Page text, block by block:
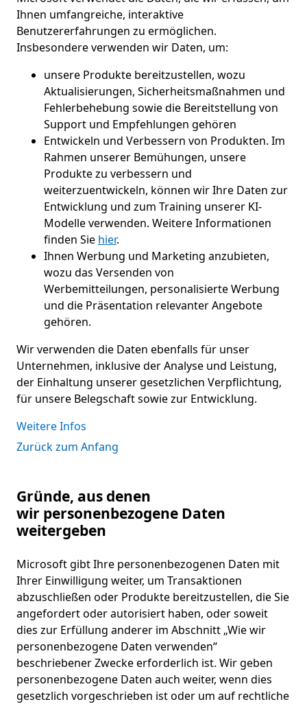
Ihnen umfangreiche, interaktive
Benutzererfahrungen zu ermöglichen.
Insbesondere verwenden wir Daten, um:
unsere Produkte bereitzustellen, wozu
Aktualisierungen, Sicherheitsmaßnahmen und
Fehlerbehebung sowie die Bereitstellung von
Support und Empfehlungen gehören
Entwickeln und Verbessern von Produkten. Im
Rahmen unserer Bemühungen, unsere
Produkte zu verbessern und
weiterzuentwickeln, können wir Ihre Daten zur
Entwicklung und zum Training unserer KI-
Modelle verwenden. Weitere Informationen
finden Sie hier.
Ihnen Werbung und Marketing anzubieten,
wozu das Versenden von
Werbemitteilungen, personalisierte Werbung
und die Präsentation relevanter Angebote
gehören.
Wir verwenden die Daten ebenfalls für unser
Unternehmen, inklusive der Analyse und Leistung,
der Einhaltung unserer gesetzlichen Verpflichtung,
für unsere Belegschaft sowie zur Entwicklung.
Weitere Infos
Zurück zum Anfang
Gründe, aus denen
wir personenbezogene Daten
weitergeben
Microsoft gibt Ihre personenbezogenen Daten mit
Ihrer Einwilligung weiter, um Transaktionen
abzuschließen oder Produkte bereitzustellen, die Sie
angefordert oder autorisiert haben, oder soweit
dies zur Erfüllung anderer im Abschnitt „Wie wir
personenbezogene Daten verwenden“
beschriebener Zwecke erforderlich ist. Wir geben
personenbezogene Daten auch weiter, wenn dies
gesetzlich vorgeschrieben ist oder um auf rechtliche